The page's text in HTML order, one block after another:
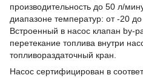
производительность до 50 л/
диапазоне температур: от -20
Встроенный в насос клапан by-
перетекание топлива внутри
топливораздаточный кран.
Насос сертифицирован в